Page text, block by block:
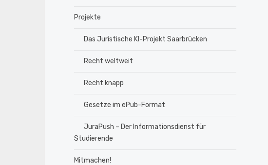
Projekte
Das Juristische KI-Projekt Saarbrücken
Recht weltweit
Recht knapp
Gesetze im ePub-Format
JuraPush – Der Informationsdienst für
Studierende
Mitmachen!